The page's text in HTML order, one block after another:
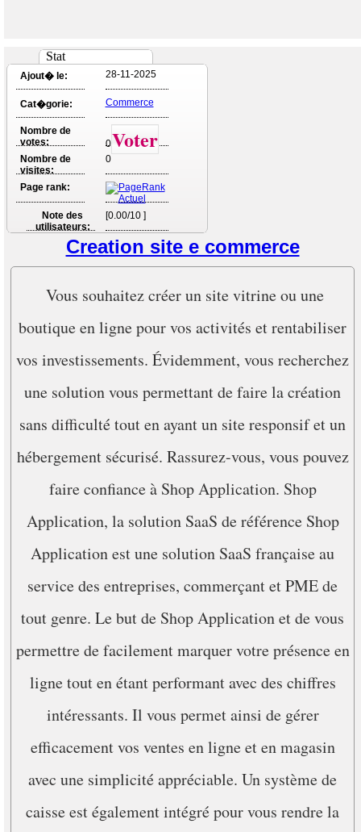
Stat
Ajout� le: 28-11-2025
Cat�gorie: Commerce
Nombre de
votes:
0Voter
Nombre de
visites:
0
Page rank:
Note des
utilisateurs:
[0.00/10 ]
Creation site e commerce
Vous souhaitez créer un site vitrine ou une
boutique en ligne pour vos activités et rentabiliser
vos investissements. Évidemment, vous recherchez
une solution vous permettant de faire la création
sans difficulté tout en ayant un site responsif et un
hébergement sécurisé. Rassurez-vous, vous pouvez
faire confiance à Shop Application. Shop
Application, la solution SaaS de référence Shop
Application est une solution SaaS française au
service des entreprises, commerçant et PME de
tout genre. Le but de Shop Application et de vous
permettre de facilement marquer votre présence en
ligne tout en étant performant avec des chiffres
intéressants. Il vous permet ainsi de gérer
efficacement vos ventes en ligne et en magasin
avec une simplicité appréciable. Un système de
caisse est également intégré pour vous rendre la